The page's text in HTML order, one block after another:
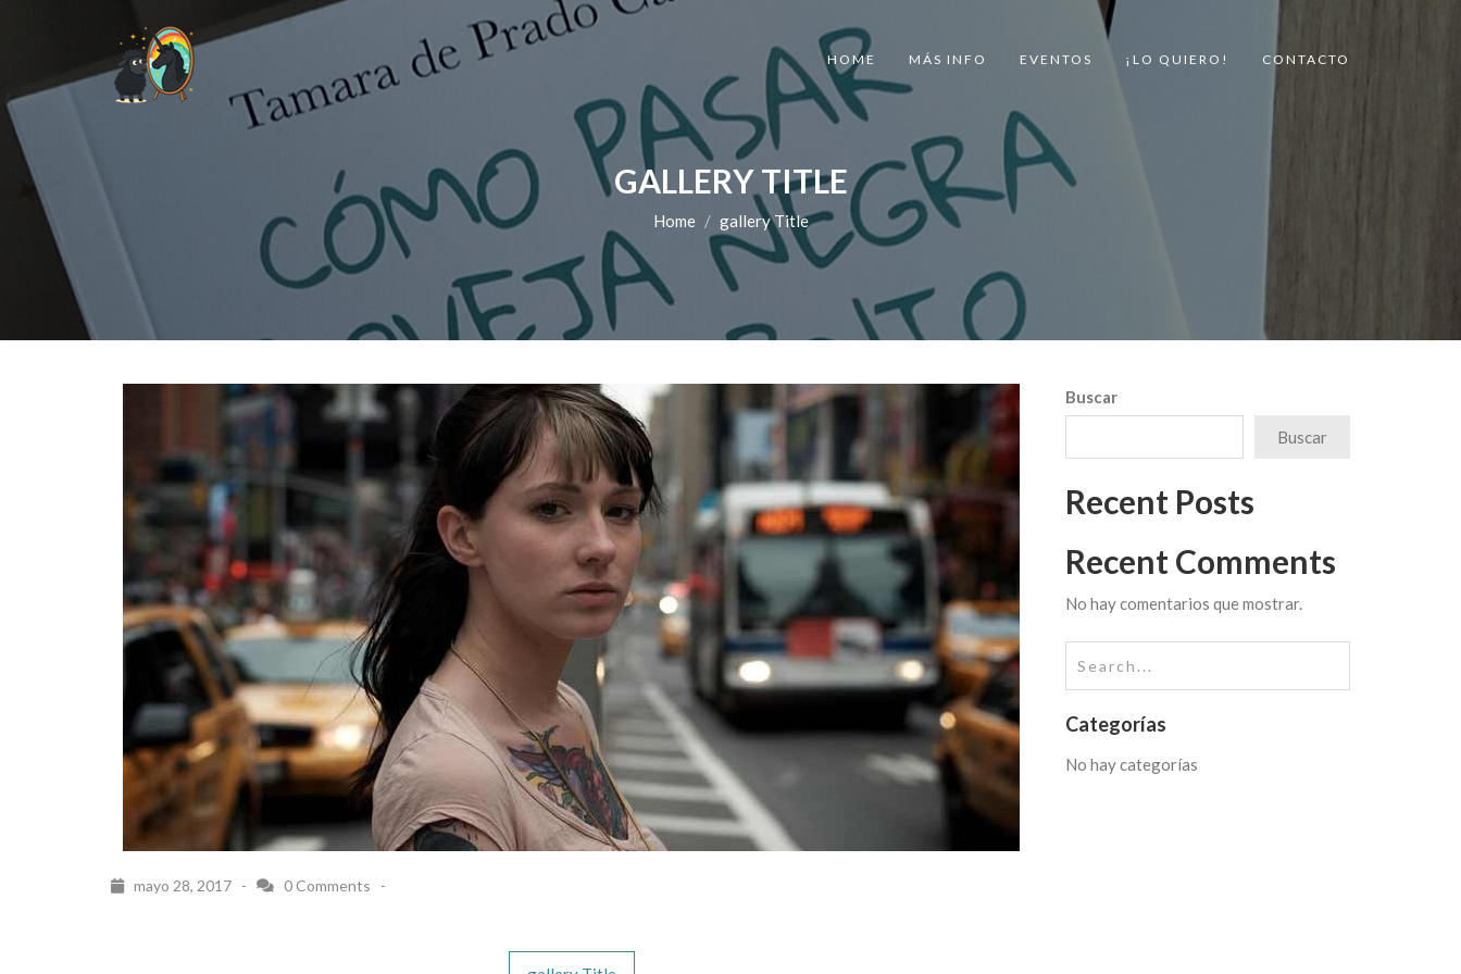
HOME MÁS INFO EVENTOS ¡LO QUIERO! CONTACTO
GALLERY TITLE
Home gallery Title
mayo 28, 2017 - 0 Comments -
Buscar
Buscar
Recent Posts
Recent Comments
No hay comentarios que mostrar.
Categorías
No hay categorías